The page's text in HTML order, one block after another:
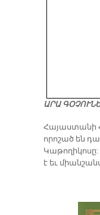
ԱՐԱ
​Հայաստանի
որոշած են
է եւ